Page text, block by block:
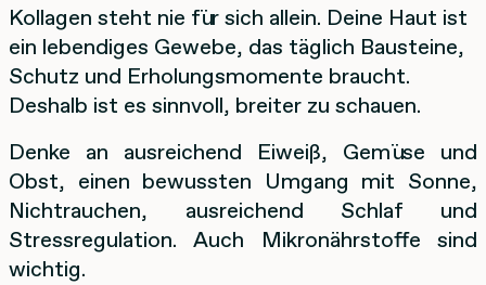
Kollagen steht nie für sich allein. Deine Haut ist
ein lebendiges Gewebe, das täglich Bausteine,
Schutz und Erholungsmomente braucht.
Deshalb ist es sinnvoll, breiter zu schauen.
Denke an ausreichend Eiweiß, Gemüse und
Obst, einen bewussten Umgang mit Sonne,
Nichtrauchen, ausreichend Schlaf und
Stressregulation. Auch Mikronährstoffe sind
wichtig.